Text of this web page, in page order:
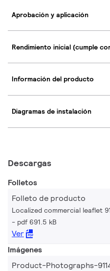
Aprobación y aplicación
Rendimiento inicial (cumple
Información del producto
Diagramas de instalación
Descargas
Folletos
Folleto de producto
Localized commercial leaflet
pdf 691.5 kB
Ver
Imágenes
Product-Photographs-